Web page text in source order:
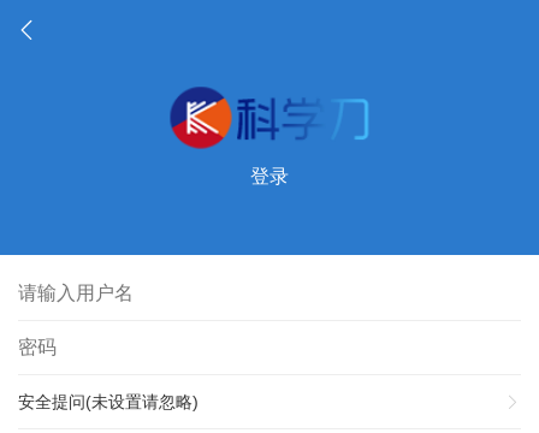
登录
安全提问(未设置请忽略)